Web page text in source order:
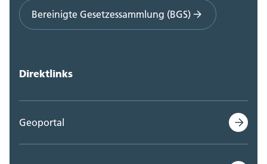
Bereinigte Gesetzessammlung (BGS)
Direktlinks
Geoportal